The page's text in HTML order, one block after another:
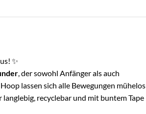
✨
, der sowohl Anfänger als auch
lassen sich alle Bewegungen mühelos
recyclebar und mit buntem Tape